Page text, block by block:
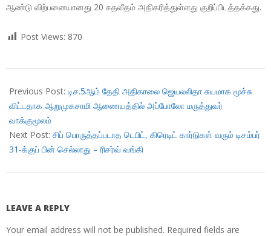
ஆண்டு விற்பனையானது 20 சதவீதம் அதிகரித்துள்ளது குறிப்பிடத்தக்கது.
Post Views: 870
11-
28
Previous Post: டிச.5ஆம் தேதி அதிகாலை ஜெயலலிதா சுயமாக மூச்சு
விட்டதாக ஆறுமுகசாமி ஆணையத்தில் அப்போலோ மருத்துவர்
வாக்குமூலம்
Next Post: சிப் பொருத்தப்படாத டெபிட், கிரெடிட் கார்டுகள் வரும் டிசம்பர்
31-க்குப் பின் செல்லாது – ரிசர்வ் வங்கி
LEAVE A REPLY
Your email address will not be published. Required fields are